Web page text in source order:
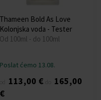
Thameen Bold As Love
Kolonjska voda - Tester
Od 100ml - do 100ml
Poslat ćemo 13.08.
113,00 €
165,00
€